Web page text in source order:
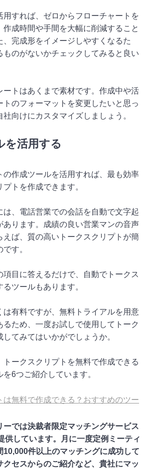
用すれば、ゼロからフローチャートを
作成時間や手間を大幅に削減すること
、完成形をイメージしやすくなるた
ものがないかチェックしてみると良い
ートはあくまで素材です。作成中や活
トのフォーマットを変更したいと思っ
向けにカスタマイズしましょう。
を活用する
の作成ツールを活用すれば、最も効率
トを作成できます。
は、電話営業での会話を自動で文字起
あります。成績の良い営業マンの音声
えば、質の高いトークスクリプトが簡
す。
項目に答えるだけで、自動でトークス
ツールもあります。
は有料ですが、無料トライアルを用意
るため、一度お試しで使用してトーク
てみてはいかがでしょうか。
トークスクリプトを無料で作成できる
6つご紹介しています。
は無料で作成できる？おすすめのツー
ーでは決裁者限定マッチングサービス
供しています。月に一度定例ミーティ
10,000件以上のマッチングに成功して
クセスからのご紹介など、貴社にマッ